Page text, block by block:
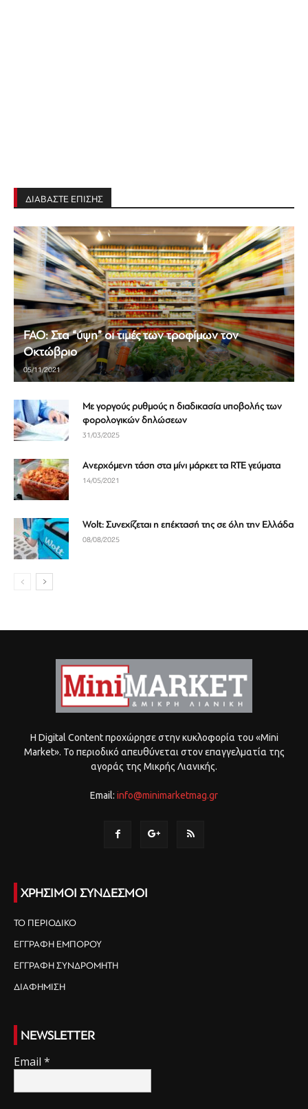
ΔΙΑΒΑΣΤΕ ΕΠΙΣΗΣ
FAO: Στα “ύψη” οι τιμές των τροφίμων τον
Οκτώβριο
05/11/2021
Με γοργούς ρυθμούς η διαδικασία υποβολής των
φορολογικών δηλώσεων
31/03/2025
Aνερχόμενη τάση στα μίνι μάρκετ τα RTE γεύματα
14/05/2021
Wolt: Συνεχίζεται η επέκτασή της σε όλη την Ελλάδα
08/08/2025
Η Digital Content προχώρησε στην κυκλοφορία του «Mini
Market». Το περιοδικό απευθύνεται στον επαγγελματία της
αγοράς της Μικρής Λιανικής.
Email: info@minimarketmag.gr
ΧΡΗΣΙΜΟΙ ΣΥΝΔΕΣΜΟΙ
ΤΟ ΠΕΡΙΟΔΙΚΟ
ΕΓΓΡΑΦΗ ΕΜΠΟΡΟΥ
ΕΓΓΡΑΦΗ ΣΥΝΔΡΟΜΗΤΗ
ΔΙΑΦΗΜΙΣΗ
NEWSLETTER
Email *